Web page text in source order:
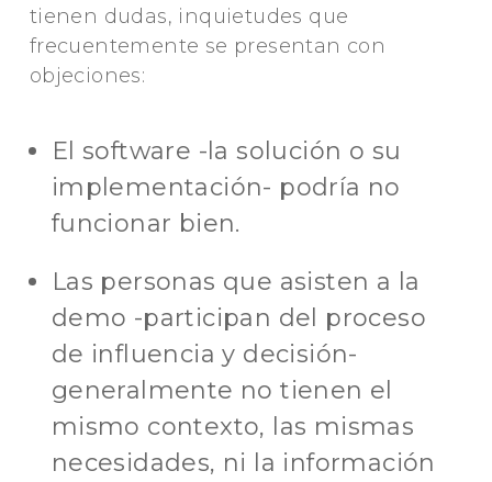
tienen dudas, inquietudes que
frecuentemente se presentan con
objeciones:
El software -la solución o su
implementación- podría no
funcionar bien.
Las personas que asisten a la
demo -participan del proceso
de influencia y decisión-
generalmente no tienen el
mismo contexto, las mismas
necesidades, ni la información